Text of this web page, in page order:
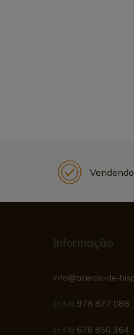
Informação
info@aceros-de-
(+34) 978 877 088
(+34) 676 850 364